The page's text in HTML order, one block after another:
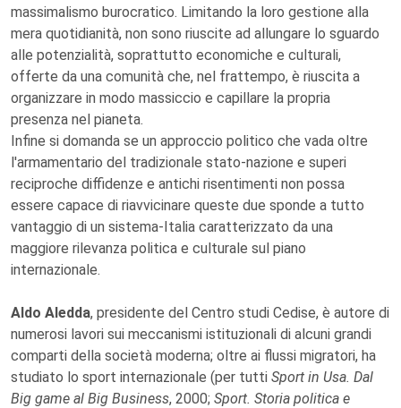
massimalismo burocratico. Limitando la loro gestione alla
mera quotidianità, non sono riuscite ad allungare lo sguardo
alle potenzialità, soprattutto economiche e culturali,
offerte da una comunità che, nel frattempo, è riuscita a
organizzare in modo massiccio e capillare la propria
presenza nel pianeta.
Infine si domanda se un approccio politico che vada oltre
l'armamentario del tradizionale stato-nazione e superi
reciproche diffidenze e antichi risentimenti non possa
essere capace di riavvicinare queste due sponde a tutto
vantaggio di un sistema-Italia caratterizzato da una
maggiore rilevanza politica e culturale sul piano
internazionale.
Aldo Aledda, presidente del Centro studi Cedise, è autore di
numerosi lavori sui meccanismi istituzionali di alcuni grandi
comparti della società moderna; oltre ai flussi migratori, ha
studiato lo sport internazionale (per tutti Sport in Usa. Dal
Big game al Big Business, 2000; Sport. Storia politica e